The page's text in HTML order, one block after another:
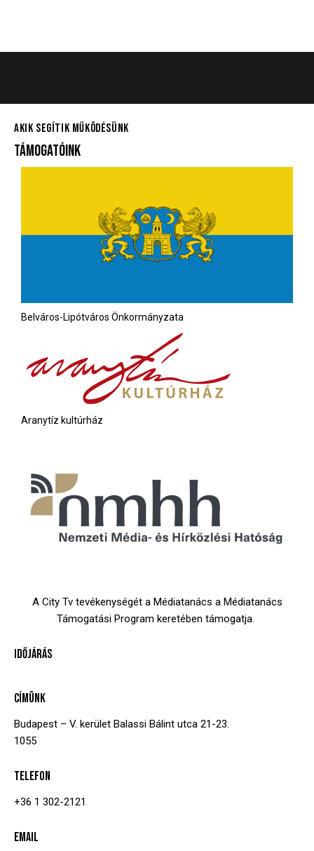
AKIK SEGÍTIK MŰKÖDÉSÜNK
TÁMOGATÓINK
Belváros-Lipótváros Önkormányzata
Aranytíz kultúrház
A City Tv tevékenységét a Médiatanács a Médiatanács
Támogatási Program keretében támogatja.
IDŐJÁRÁS
CÍMÜNK
Budapest – V. kerület Balassi Bálint utca 21-23.
1055
TELEFON
+36 1 302-2121
EMAIL